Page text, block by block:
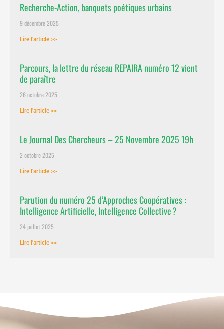
Recherche-Action, banquets poétiques urbains
9 décembre 2025
Lire l'article >>
Parcours, la lettre du réseau REPAIRA numéro 12 vient
de paraître
26 octobre 2025
Lire l'article >>
Le Journal Des Chercheurs – 25 Novembre 2025 19h
2 octobre 2025
Lire l'article >>
Parution du numéro 25 d’Approches Coopératives :
Intelligence Artificielle, Intelligence Collective ?
24 juillet 2025
Lire l'article >>